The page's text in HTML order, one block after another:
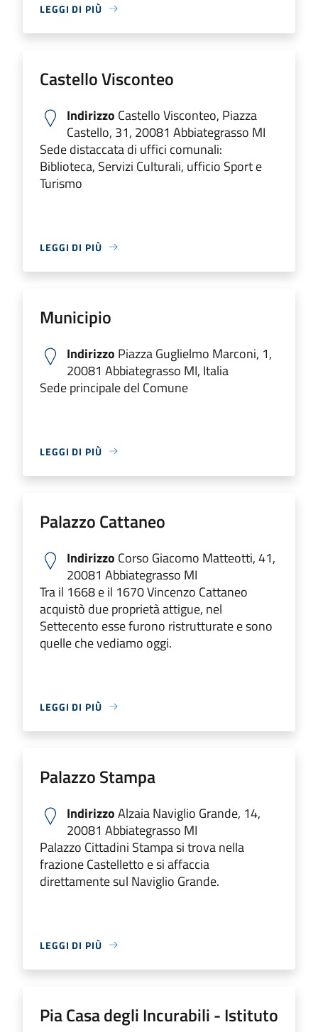
LEGGI DI PIÙ
Castello Visconteo
Indirizzo Castello Visconteo, Piazza
Castello, 31, 20081 Abbiategrasso MI
Sede distaccata di uffici comunali:
Biblioteca, Servizi Culturali, ufficio Sport e
Turismo
LEGGI DI PIÙ
Municipio
Indirizzo Piazza Guglielmo Marconi, 1,
20081 Abbiategrasso MI, Italia
Sede principale del Comune
LEGGI DI PIÙ
Palazzo Cattaneo
Indirizzo Corso Giacomo Matteotti, 41,
20081 Abbiategrasso MI
Tra il 1668 e il 1670 Vincenzo Cattaneo
acquistò due proprietà attigue, nel
Settecento esse furono ristrutturate e sono
quelle che vediamo oggi.
LEGGI DI PIÙ
Palazzo Stampa
IndirizzoAlzaia Naviglio Grande, 14,
20081 Abbiategrasso MI
Palazzo Cittadini Stampa si trova nella
frazione Castelletto e si affaccia
direttamente sul Naviglio Grande.
LEGGI DI PIÙ
Pia Casa degli Incurabili - Istituto